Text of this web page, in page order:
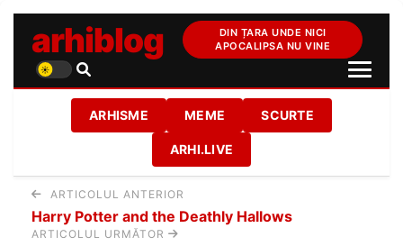
arhiblog
DIN ȚARA UNDE NICI
APOCALIPSA NU VINE
ARHISME MEME SCURTE
ARHI.LIVE
ARTICOLUL ANTERIOR
Harry Potter and the Deathly Hallows
ARTICOLUL URMĂTOR